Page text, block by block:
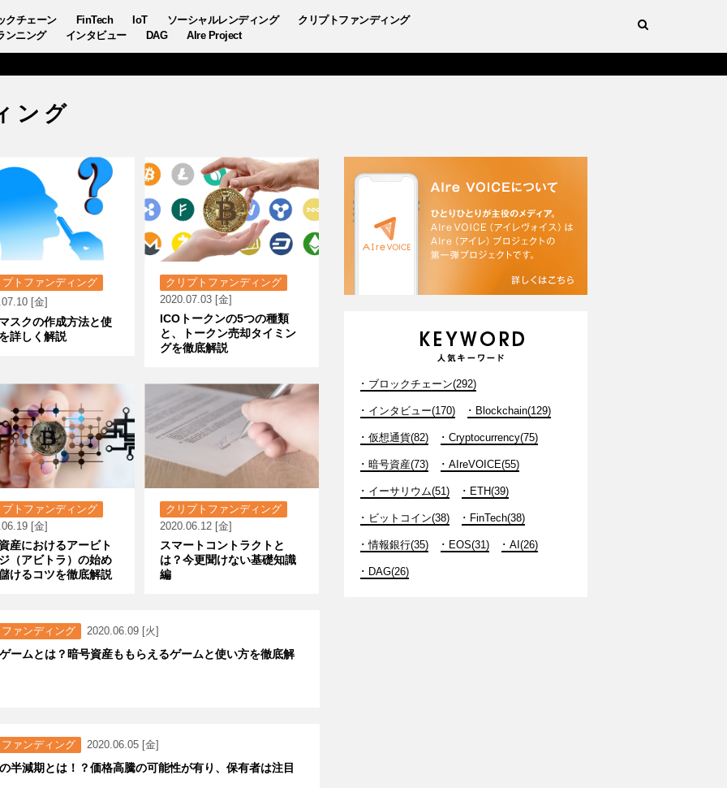
クチェーン FinTech IoT ソーシャルレンディング
クリプトファンディング
ンニング
インタビュー DAG AIre Project
ング
プトファンディング
[金]
スクの作成方法と使
詳しく解説
クリプトファンディング
2020.07.03 [金]
ICOトークンの5つの種類
と、トークン売却タイミン
グを徹底解説
プトファンディング
[金]
産におけるアービト
（アビトラ）の始め
けるコツを徹底解説
クリプトファンディング
2020.06.12 [金]
スマートコントラクトと
は？今更聞けない基礎知識
編
ァンディング 2020.06.09 [火]
ームとは？暗号資産ももらえるゲームと使い方を徹底解
ァンディング 2020.06.05 [金]
半減期とは！？価格高騰の可能性が有り、保有者は注目
ブロックチェーン(292)
インタビュー(170) Blockchain(129)
仮想通貨(82) Cryptocurrency(75)
暗号資産(73) AIreVOICE(55)
イーサリウム(51) ETH(39)
ビットコイン(38) FinTech(38)
情報銀行(35) EOS(31) AI(26)
DAG(26)